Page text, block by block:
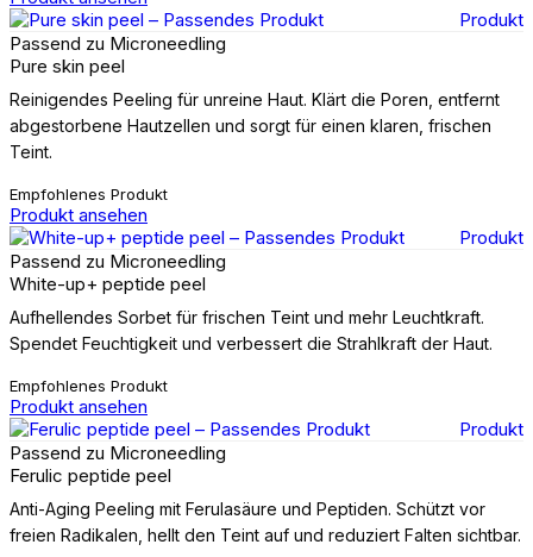
Produkt
Passend zu Microneedling
Pure skin peel
Reinigendes Peeling für unreine Haut. Klärt die Poren, entfernt
abgestorbene Hautzellen und sorgt für einen klaren, frischen
Teint.
Empfohlenes Produkt
Produkt ansehen
Produkt
Passend zu Microneedling
White-up+ peptide peel
Aufhellendes Sorbet für frischen Teint und mehr Leuchtkraft.
Spendet Feuchtigkeit und verbessert die Strahlkraft der Haut.
Empfohlenes Produkt
Produkt ansehen
Produkt
Passend zu Microneedling
Ferulic peptide peel
Anti-Aging Peeling mit Ferulasäure und Peptiden. Schützt vor
freien Radikalen, hellt den Teint auf und reduziert Falten sichtbar.